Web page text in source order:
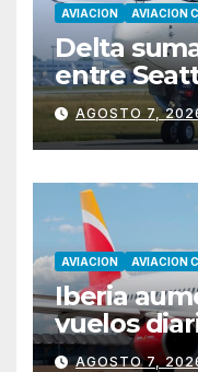
AVIACION AVIACION
Delta
entre
desde
AGOSTO 7,
AVIACION AVIACION
Iberia
vuelos
Menorca
AGOSTO 7,